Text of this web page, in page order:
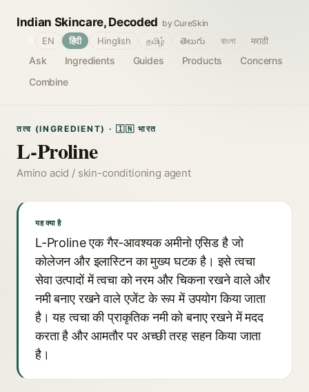
Indian Skincare, Decoded by CureSkin
Ask Ingredients Guides Products
Concerns
Combine
EN हिंदी Hinglish தமிழ் తెలుగు বাংলা मराठी
तत्व (INGREDIENT) · 🇮🇳 भारत
L-Proline
Amino acid / skin-conditioning agent
यह क्या है
L-Proline एक गैर-आवश्यक अमीनो एसिड है जो
कोलेजन और इलास्टिन का मुख्य घटक है। इसे त्वचा
सेवा उत्पादों में त्वचा को नरम और चिकना रखने वाले और
नमी बनाए रखने वाले एजेंट के रूप में उपयोग किया जाता
है। यह त्वचा की प्राकृतिक नमी को बनाए रखने में मदद
करता है और आमतौर पर अच्छी तरह सहन किया जाता
है।